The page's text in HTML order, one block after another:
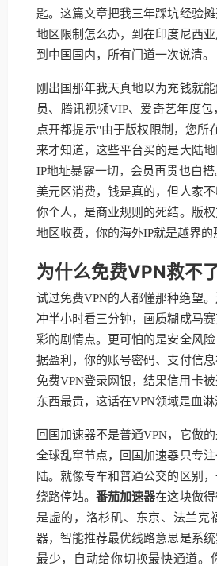
匙。这篇文章把我三年踩坑经验
地区限制怎么办，到在印度尼西
到中国国内，所有门道一次说清。
刚出国那年我天真地以为充钱就
员、腾讯视频VIP、爱奇艺年度
点开都提示"由于版权限制，您所
来才知道，这些平台买的是大陆地
IP地址暴露一切，会员再贵也白
美元区消费，钱是真的，但人家
你个人，是商业规则的死结。版
地区收费，你的海外IP就是越界的
为什么免费VPN救不
试过免费VPN的人都懂那种绝望
冲半小时看三分钟，画质糊成马
彩的剧情点。更可怕的是安全风
据盈利，你的账号密码、支付信
免费VPN登录网银，结果信用卡
东西最贵，这话在VPN领域是血淋
回国加速器不是普通VPN，它做
全球乱窜节点，回国加速器只专
陆。就像专车和普通公交的区别
绕路停站。番茄加速器在这块做
是虚的，洛杉矶、东京、法兰克
器，智能推荐最优线路意思是系
最少，自动给你切换最快通道。